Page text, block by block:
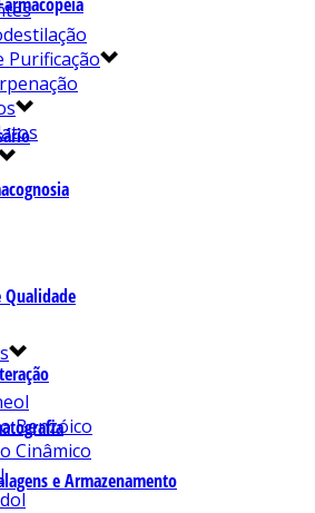
Qualidade
e Armazenamento
Purificação
Benzóico
Cinâmico